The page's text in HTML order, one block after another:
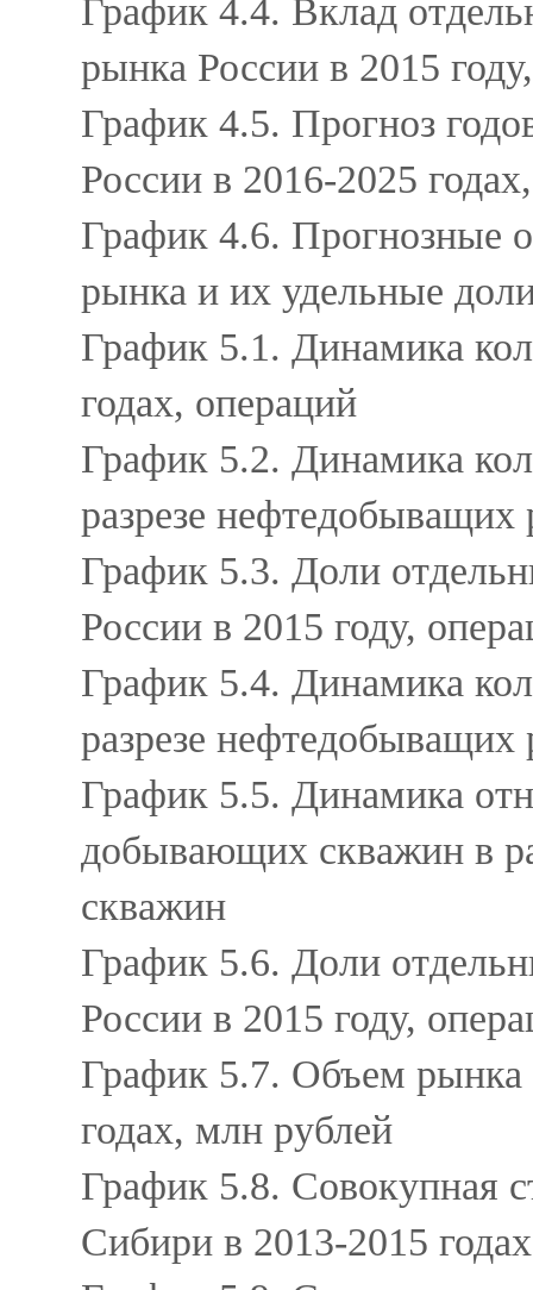
График 4.4. Вклад
рынка России в 2015
График 4.5. Прогноз
России в 2016-2025
График 4.6. Прогнозные
рынка и их удельные
График 5.1. Динамика
годах, операций
График 5.2. Динамика
разрезе
График 5.3. Доли
России в 2015 году,
График 5.4. Динамика
разрезе
График 5.5. Динамика
добывающих скважин в
скважин
График 5.6. Доли
России в 2015 году,
График 5.7. Объем
годах, млн рублей
График 5.8. Совокупная
Сибири в 2013-2015